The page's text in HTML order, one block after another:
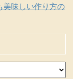
美味しい作り方の